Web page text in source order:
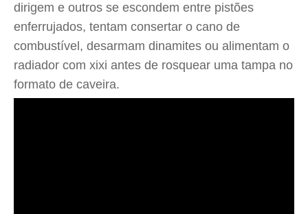
dirigem e outros se escondem entre pistões
enferrujados, tentam consertar o cano de
combustível, desarmam dinamites ou alimentam o
radiador com xixi antes de rosquear uma tampa no
formato de caveira.